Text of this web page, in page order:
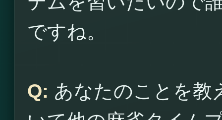
ですね。
Q: あなたのことを教